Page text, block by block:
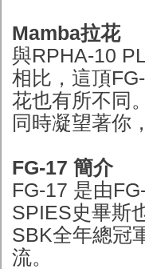
Mamba拉花
與RPHA-10
相比，這頂
花也有所不同
同時凝望著你
FG-17 簡介
FG-17 是由
SPIES史畢斯
SBK全年總冠
流。